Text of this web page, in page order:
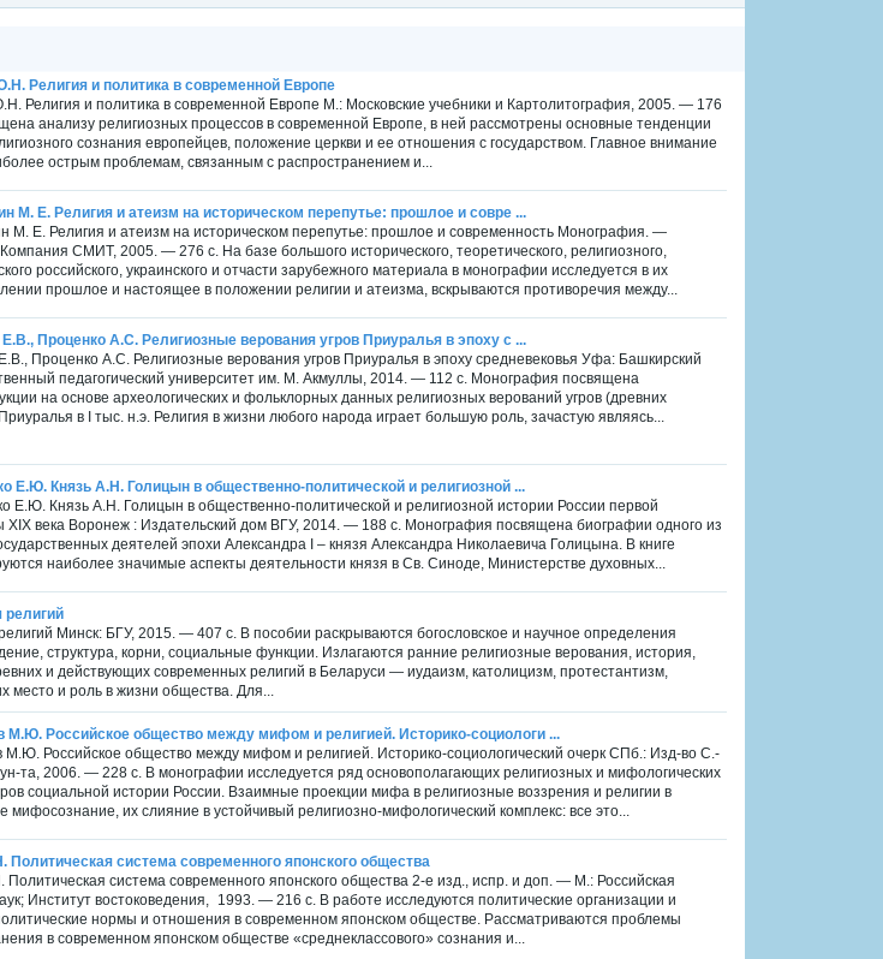
Религия и политика в современной Европе
Религия и политика в современной Европе М.: Московские учебники и Картолитография, 2005. — 176
анализу религиозных процессов в современной Европе, в ней рассмотрены основные тенденции
сознания европейцев, положение церкви и ее отношения с государством. Главное внимание
острым проблемам, связанным с распространением и...
М. Е. Религия и атеизм на историческом перепутье: прошлое и совре ...
М. Е. Религия и атеизм на историческом перепутье: прошлое и современность Монография. —
СМИТ, 2005. — 276 с. На базе большого исторического, теоретического, религиозного,
российского, украинского и отчасти зарубежного материала в монографии исследуется в их
прошлое и настоящее в положении религии и атеизма, вскрываются противоречия между...
Проценко А.С. Религиозные верования угров Приуралья в эпоху с ...
Проценко А.С. Религиозные верования угров Приуралья в эпоху средневековья Уфа: Башкирский
педагогический университет им. М. Акмуллы, 2014. — 112 с. Монография посвящена
на основе археологических и фольклорных данных религиозных верований угров (древних
в I тыс. н.э. Религия в жизни любого народа играет большую роль, зачастую являясь...
Е.Ю. Князь А.Н. Голицын в общественно-политической и религиозной ...
Е.Ю. Князь А.Н. Голицын в общественно-политической и религиозной истории России первой
XIX века Воронеж : Издательский дом ВГУ, 2014. — 188 с. Монография посвящена биографии одного из
деятелей эпохи Александра I – князя Александра Николаевича Голицына. В книге
наиболее значимые аспекты деятельности князя в Св. Синоде, Министерстве духовных...
религий
Минск: БГУ, 2015. — 407 с. В пособии раскрываются богословское и научное определения
структура, корни, социальные функции. Излагаются ранние религиозные верования, история,
и действующих современных религий в Беларуси — иудаизм, католицизм, протестантизм,
место и роль в жизни общества. Для...
М.Ю. Российское общество между мифом и религией. Историко-социологи ...
Российское общество между мифом и религией. Историко-социологический очерк СПб.: Изд-во С.-
та, 2006. ― 228 с. В монографии исследуется ряд основополагающих религиозных и мифологических
социальной истории России. Взаимные проекции мифа в религиозные воззрения и религии в
мифосознание, их слияние в устойчивый религиозно-мифологический комплекс: все это...
Политическая система современного японского общества
система современного японского общества 2-е изд., испр. и доп. — М.: Российская
Институт востоковедения, 1993. — 216 с. В работе исследуются политические организации и
нормы и отношения в современном японском обществе. Рассматриваются проблемы
в современном японском обществе «среднеклассового» сознания и...